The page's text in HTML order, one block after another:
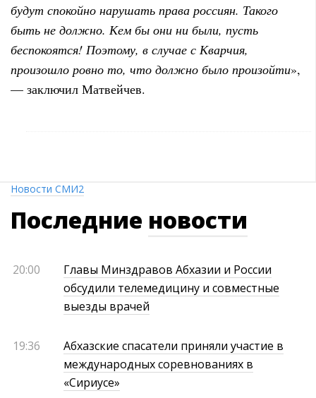
будут спокойно нарушать права россиян. Такого
быть не должно. Кем бы они ни были, пусть
беспокоятся! Поэтому, в случае с Кварчия,
произошло ровно то, что должно было произойти»,
— заключил Матвейчев.
Новости СМИ2
Последние новости
20:00
Главы Минздравов Абхазии и России
обсудили телемедицину и совместные
выезды врачей
19:36
Абхазские спасатели приняли участие в
международных соревнованиях в
«Сириусе»